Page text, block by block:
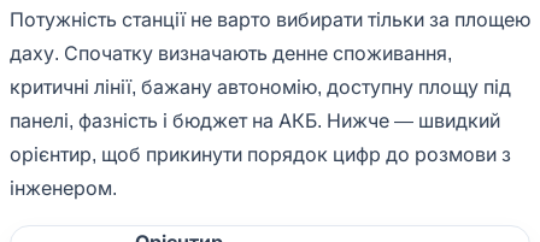
Потужність станції не варто вибирати тільки за площею
даху. Спочатку визначають денне споживання,
критичні лінії, бажану автономію, доступну площу під
панелі, фазність і бюджет на АКБ. Нижче — швидкий
орієнтир, щоб прикинути порядок цифр до розмови з
інженером.